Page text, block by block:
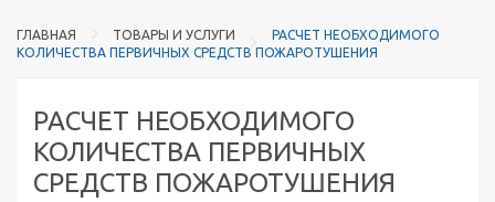
ГЛАВНАЯ ТОВАРЫ И УСЛУГИ
РАСЧЕТ НЕОБХОДИМОГО
КОЛИЧЕСТВА ПЕРВИЧНЫХ СРЕДСТВ ПОЖАРОТУШЕНИЯ
РАСЧЕТ НЕОБХОДИМОГО
КОЛИЧЕСТВА ПЕРВИЧНЫХ
СРЕДСТВ ПОЖАРОТУШЕНИЯ